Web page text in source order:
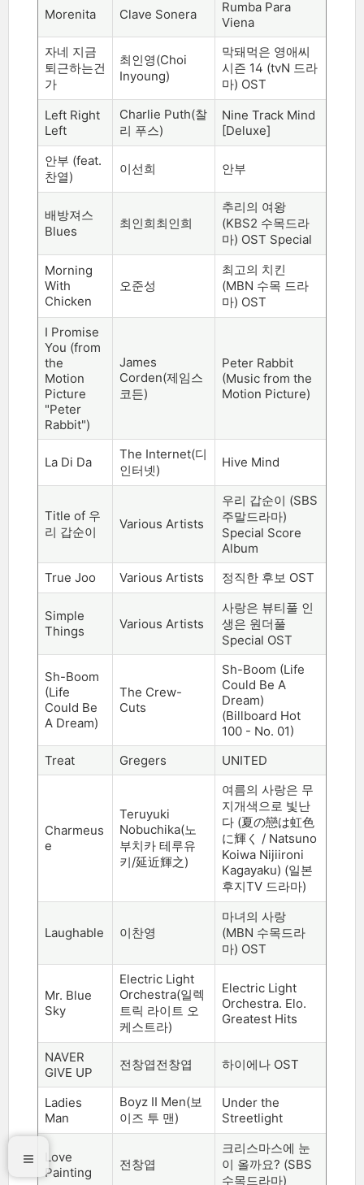
Morenita Clave Sonera
Rumba Para
Viena
자네 지금
퇴근하는건
가
최인영(Choi
Inyoung)
막돼먹은 영애씨
시즌 14 (tvN 드라
마) OST
Left Right
Left
Charlie Puth(찰
리 푸스)
Nine Track Mind
[Deluxe]
안부 (feat.
찬열)
이선희 안부
배방져스
Blues
최인희최인희
추리의 여왕
(KBS2 수목드라
마) OST Special
Morning
With
Chicken
오준성
최고의 치킨
(MBN 수목 드라
마) OST
I Promise
You (from
the
Motion
Picture
"Peter
Rabbit")
James
Corden(제임스
코든)
Peter Rabbit
(Music from the
Motion Picture)
La Di Da
The Internet(디
인터넷)
Hive Mind
Title of 우
리 갑순이
Various Artists
우리 갑순이 (SBS
주말드라마)
Special Score
Album
True Joo
Various Artists 정직한 후보 OST
Simple
Things
Various Artists
사랑은 뷰티풀 인
생은 원더풀
Special OST
Sh-Boom
(Life
Could Be
A Dream)
The Crew-
Cuts
Sh-Boom (Life
Could Be A
Dream)
(Billboard Hot
100 - No. 01)
Treat
Gregers UNITED
Charmeus
e
Teruyuki
Nobuchika(노
부치카 테루유
키/延近輝之)
여름의 사랑은 무
지개색으로 빛난
다 (夏の戀は虹色
に輝く / Natsuno
Koiwa Nijiironi
Kagayaku) (일본
후지TV 드라마)
Laughable 이찬영
마녀의 사랑
(MBN 수목드라
마) OST
Mr. Blue
Sky
Electric Light
Orchestra(일렉
트릭 라이트 오
케스트라)
Electric Light
Orchestra. Elo.
Greatest Hits
NAVER
GIVE UP
전창엽전창엽 하이에나 OST
Ladies
Man
Boyz II Men(보
이즈 투 맨)
Under the
Streetlight
Love
Painting
전창엽
크리스마스에 눈
이 올까요? (SBS
수목드라마)